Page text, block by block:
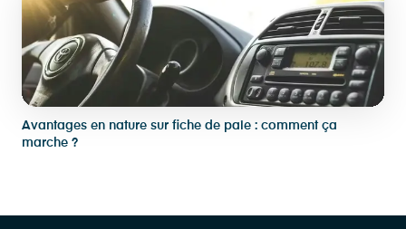
Avantages en nature sur fiche de paie : comment ça
marche ?